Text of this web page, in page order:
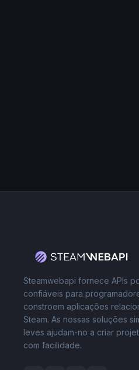
Steamwebapi fornece APIs
confiáveis para
constroem aplicações
Steam. As nossas soluções
leves ajudam-no a criar
com facilidade.